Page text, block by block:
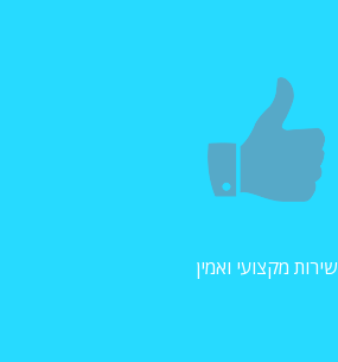
שירות מקצועי ואמין